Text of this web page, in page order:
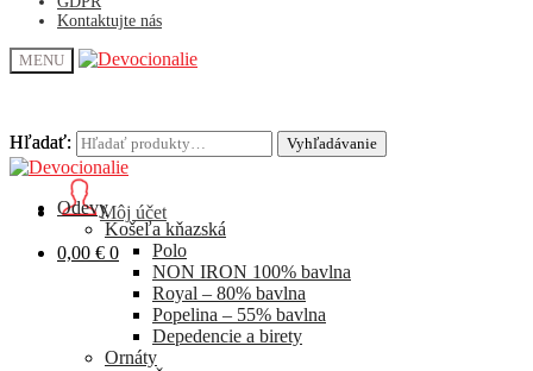
Kontaktujte nás
MENU
Hľadať: Vyhľadávanie
Môj účet
0,00 € 0
Hľadať: Vyhľadávanie
Odevy
Košeľa kňazská
Polo
NON IRON 100% bavlna
Royal – 80% bavlna
Popelina – 55% bavlna
Depedencie a birety
Ornáty